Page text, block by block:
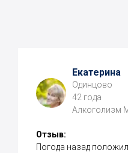
Екатерина
Одинцово
42 года
Алкоголизм
Отзыв:
Погода назад